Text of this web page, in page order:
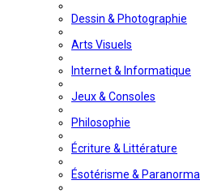
Dessin & Photographie
Arts Visuels
Internet & Informatique
Jeux & Consoles
Philosophie
Écriture & Littérature
Ésotérisme & Paranormal